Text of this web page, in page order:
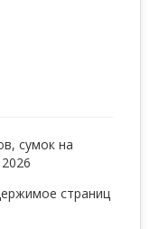
сумок на
страниц